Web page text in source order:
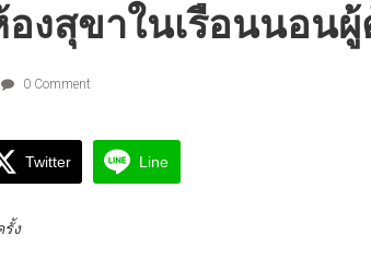
งสุขาในเรือนนอนผู้
0 Comment
Twitter Line
ง